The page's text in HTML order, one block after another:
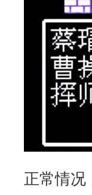
正常情况